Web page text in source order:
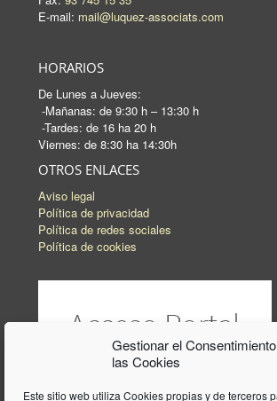
Gestionar el
las Cookies
Este sitio web utiliza Cookies propias y de terceros
E-mail: mail@luquez-associats.com
HORARIOS
De Lunes a Jueves:
-Mañanas: de 9:30 h – 13:30 h
-Tardes: de 16 ha 20 h
Viernes: de 8:30 ha 14:30h
OTROS ENLACES
Aviso legal
Política de privacidad
Política de redes sociales
Política de cookies